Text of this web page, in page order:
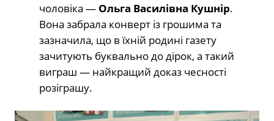
чоловіка — Ольга Василівна Кушнір.
Вона забрала конверт із грошима та
зазначила, що в їхній родині газету
зачитують буквально до дірок, а такий
виграш — найкращий доказ чесності
розіграшу.